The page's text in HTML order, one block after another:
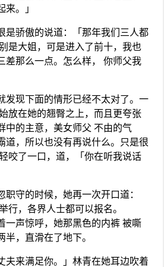
来。」
是骄傲的说道：「那年我们三人都
是大姐，可是进入了前十，我也
差那么一点。怎么样， 你师父我
发现下面的情形已经不太对了。一
放在她的翘臀之上，而且更夸张
中的主意，美女师父 不由的气
道，所以也没有再说什么。只是很
咬了一口，道，「你在听我说话
职守的时候，她再一次开口道：
行，各界人士都可以报名。
一声惊呼，她那黑色的内裤 被嘶
半，直滑在了地下。
夫来满足你。」林青在她耳边吹着